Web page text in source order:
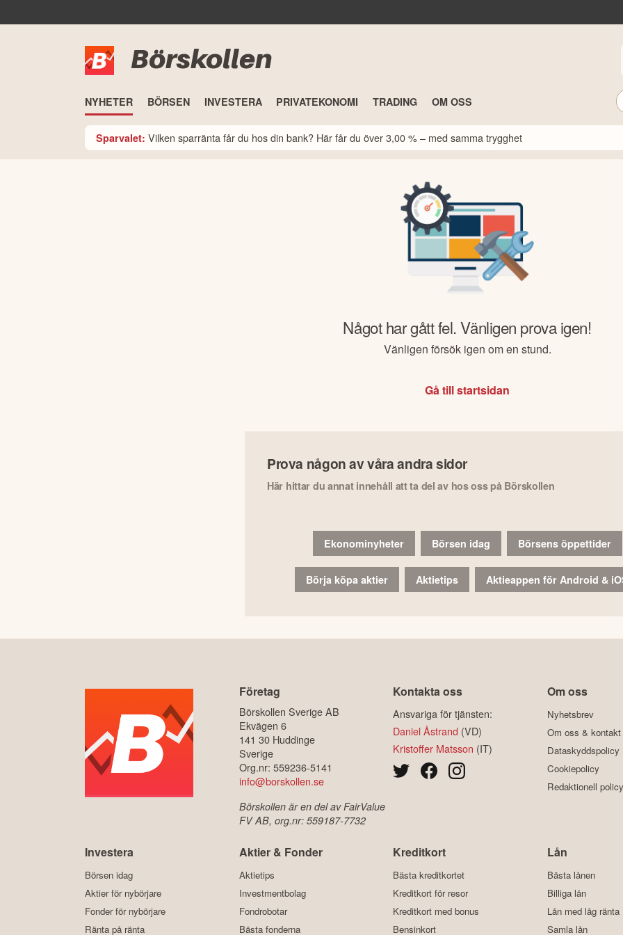
Börskollen
NYHETER BÖRSEN INVESTERA PRIVATEKONOMI TRADING OM OSS
Sparvalet: Vilken sparränta får du hos din bank? Här får du över 3,00 % – med samma trygghet
Något har gått fel. Vänligen prova igen!
Vänligen försök igen om en stund.
Gå till startsidan
Prova någon av våra andra sidor
Här hittar du annat innehåll att ta del av hos oss på Börskollen
Ekonominyheter Börsen idag Börsens öppettider
Börja köpa aktier Aktietips Aktieappen för Android &
Företag
Börskollen Sverige AB
Ekvägen 6
141 30 Huddinge
Sverige
Org.nr: 559236-5141
info@borskollen.se
Börskollen är en del av FairValue
FV AB, org.nr: 559187-7732
Kontakta oss
Ansvariga för tjänsten:
Daniel Åstrand (VD)
Kristoffer Matsson (IT)
Om oss
Nyhetsbrev
Om oss & kontakt
Dataskyddspolicy
Cookiepolicy
Redaktionell policy
Investera
Börsen idag
Aktier för nybörjare
Fonder för nybörjare
Ränta på ränta
Aktier & Fonder
Aktietips
Investmentbolag
Fondrobotar
Bästa fonderna
Kreditkort
Bästa kreditkortet
Kreditkort för resor
Kreditkort med bonus
Bensinkort
Lån
Bästa lånen
Billiga lån
Lån med låg ränta
Samla lån